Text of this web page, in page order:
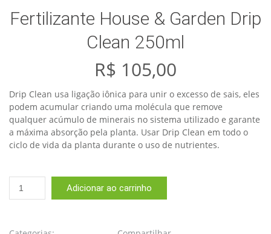
Fertilizante House & Garden Drip
Clean 250ml
R$ 105,00
Drip Clean usa ligação iônica para unir o excesso de sais, eles
podem acumular criando uma molécula que remove
qualquer acúmulo de minerais no sistema utilizado e garante
a máxima absorção pela planta. Usar Drip Clean em todo o
ciclo de vida da planta durante o uso de nutrientes.
Fertilizante
Adicionar ao carrinho